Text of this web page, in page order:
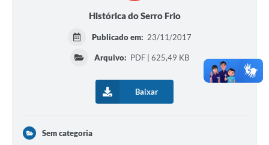
Histórica do Serro Frio
Publicado em: 23/11/2017
Arquivo: PDF | 625,49 KB
Baixar
Sem categoria